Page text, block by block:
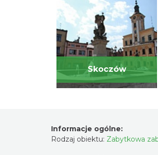
Skoczów
Informacje ogólne:
Rodzaj obiektu: Zabytkowa